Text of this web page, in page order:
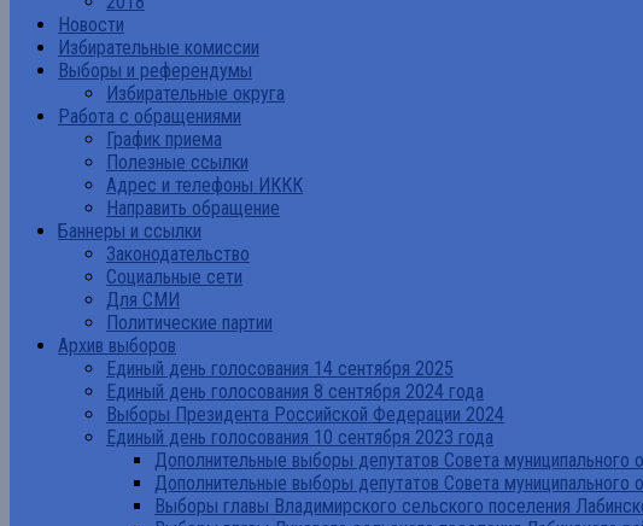
Новости
Избирательные комиссии
Выборы и референдумы
Избирательные округа
Работа с обращениями
График приема
Полезные ссылки
Адрес и телефоны ИККК
Направить обращение
Баннеры и ссылки
Законодательство
Социальные сети
Для СМИ
Политические партии
Архив выборов
Единый день голосования 14 сентября 2025
Единый день голосования 8 сентября 2024 года
Выборы Президента Российской Федерации 2024
Единый день голосования 10 сентября 2023 года
Дополнительные выборы депутатов Совета муниципального
Дополнительные выборы депутатов Совета муниципального
Выборы главы Владимирского сельского поселения